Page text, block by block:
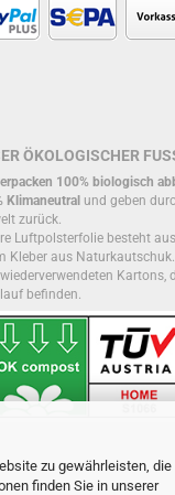
zu gewährleisten, die
finden Sie in unserer
ÖKOLOGISCHER
100% biologisch
Klimaneutral und geben
zurück.
Luftpolsterfolie besteht
Kleber aus
Kartons,
befinden.